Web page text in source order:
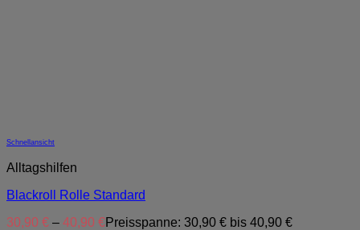
Schnellansicht
Alltagshilfen
Blackroll Rolle Standard
30,90 € – 40,90 €Preisspanne: 30,90 € bis 40,90 €